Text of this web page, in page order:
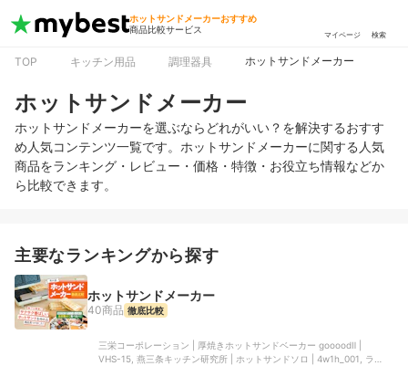
ホットサンドメーカーおすすめ
商品比較サービス
マイページ 検索
TOP キッチン用品 調理器具 ホットサンドメーカー
ホットサンドメーカー
ホットサンドメーカーを選ぶならどれがいい？を解決するおすす
め人気コンテンツ一覧です。ホットサンドメーカーに関する人気
商品をランキング・レビュー・価格・特徴・お役立ち情報などか
ら比較できます。
主要なランキングから探す
ホットサンドメーカー
40商品 徹底比較
三栄コーポレーション | 厚焼きホットサンドベーカー goooodⅡ |
VHS-15, 燕三条キッチン研究所 | ホットサンドソロ | ‎4w1h_001, ラド